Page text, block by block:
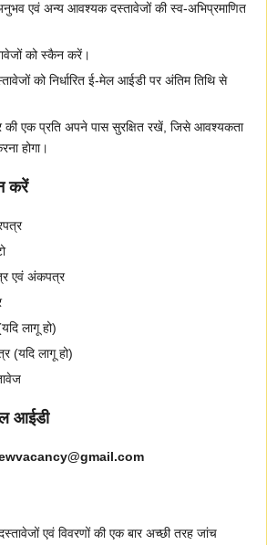
एवं अन्य आवश्यक दस्तावेजों की स्व-अभिप्रमाणित
को स्कैन करें।
को निर्धारित ई-मेल आईडी पर अंतिम तिथि से
एक प्रति अपने पास सुरक्षित रखें, जिसे आवश्यकता
होगा।
करें
एवं अंकपत्र
लागू हो)
(यदि लागू हो)
आईडी
एवं विवरणों की एक बार अच्छी तरह जांच